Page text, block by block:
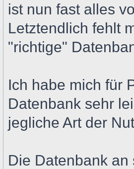
ist nun fast alles
Letztendlich fehlt
"richtige"
Ich habe mich für
Datenbank sehr
jegliche Art der
Die Datenbank